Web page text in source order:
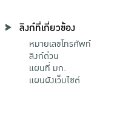
ลิงก์ที่เกี่ยวข้อง
หมายเลขโทรศัพท์
ลิงก์ด่วน
แผนที่ มก.
แผนผังเว็บไซต์